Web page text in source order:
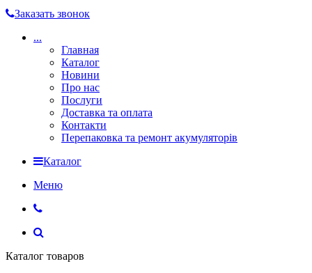
Заказать звонок
...
Главная
Каталог
Новини
Про нас
Послуги
Доставка та оплата
Контакти
Перепаковка та ремонт акумуляторів
Каталог
Меню
Каталог товаров